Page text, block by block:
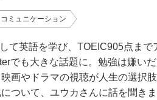
コミュニケーション
て英語を学び、TOEIC905点ま
でも大きな話題に。勉強は嫌い
画やドラマの視聴が人生の選択
ついて、ユウカさんに話を聞きま